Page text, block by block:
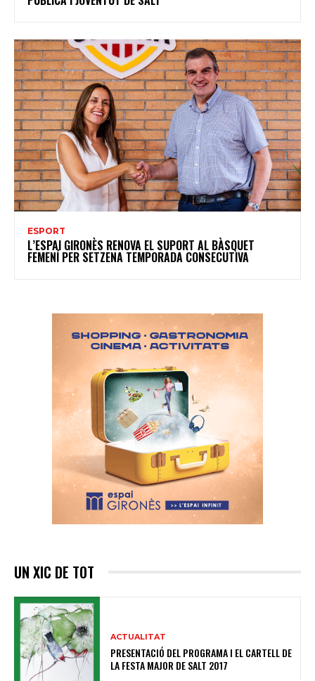
ESPORT
L’ESPAI GIRONÈS RENOVA EL SUPORT AL BÀSQUET
FEMENÍ PER SETZENA TEMPORADA CONSECUTIVA
UN XIC DE TOT
ACTUALITAT
PRESENTACIÓ DEL PROGRAMA I EL CARTELL DE
LA FESTA MAJOR DE SALT 2017